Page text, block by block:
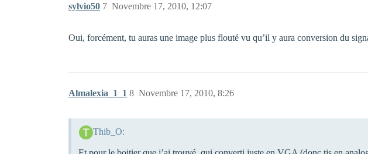
sylvio50 Novembre 17, 2010, 12:07
7
Oui, forcément, tu auras une image plus flouté vu qu’il y aura conversion du
Almalexia_1_1 Novembre 17, 2010, 8:26
8
Thib_O: